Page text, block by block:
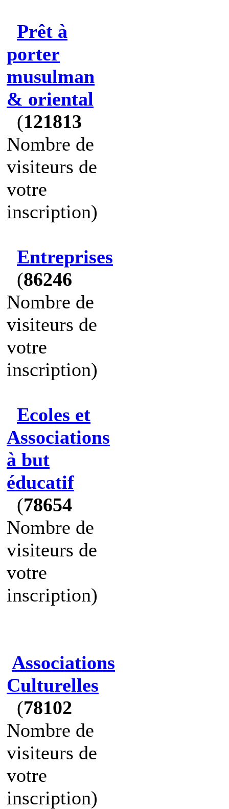
Prêt à
porter
musulman
& oriental
(121813
Nombre de
visiteurs de
votre
inscription)
Entreprises
(86246
Nombre de
visiteurs de
votre
inscription)
Ecoles et
Associations
à but
éducatif
(78654
Nombre de
visiteurs de
votre
inscription)
Associations
Culturelles
(78102
Nombre de
visiteurs de
votre
inscription)